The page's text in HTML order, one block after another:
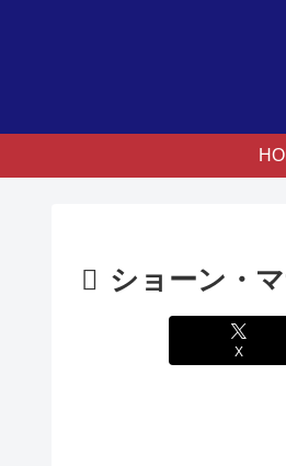
ショーン・
X